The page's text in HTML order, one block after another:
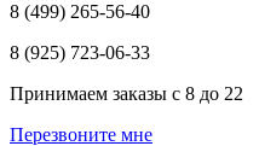
8 (499) 265-56-40
8 (925) 723-06-33
Принимаем заказы с 8 до 22
Перезвоните мне